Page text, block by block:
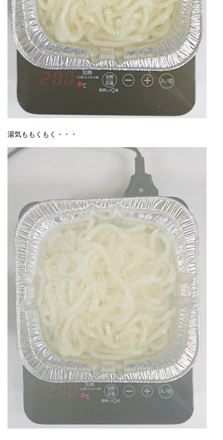
湯気ももくもく・・・